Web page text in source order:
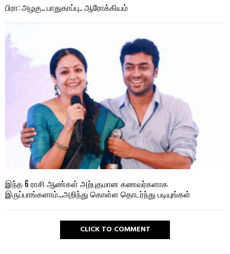
பிரா: அழகு.. பாதுகாப்பு.. ஆரோக்கியம்
இந்த 6 ராசி ஆண்கள் அற்புதமான கணவர்களாக
இருப்பாங்களாம்…அறிந்து கொள்ள தொடர்ந்து படியுங்கள்
CLICK TO COMMENT